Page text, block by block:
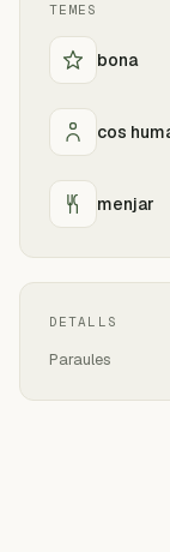
TEMES
bona
cos
menjar
DETALLS
Paraules